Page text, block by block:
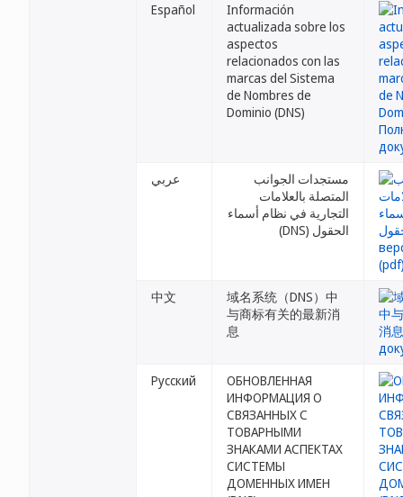
Español
Información
actualizada sobre los
aspectos
relacionados con las
marcas del Sistema
de Nombres de
Dominio (DNS)
عربي
مستجدات الجوانب
المتصلة بالعلامات
التجارية في نظام أسماء
الحقول (DNS)
中文
域名系统（DNS）中
与商标有关的最新消
息
Русский
ОБНОВЛЕННАЯ
ИНФОРМАЦИЯ О
СВЯЗАННЫХ С
ТОВАРНЫМИ
ЗНАКАМИ АСПЕКТАХ
СИСТЕМЫ
ДОМЕННЫХ ИМЕН